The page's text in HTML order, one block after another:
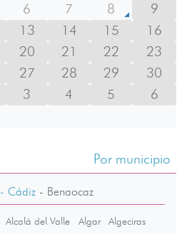
6 7 8
9
13 14 15
16
20 21 22
23
27 28 29
30
3 4 5 6
Por municipio
- Cádiz- Benaocaz
Alcalá del Valle Algar
Algeciras